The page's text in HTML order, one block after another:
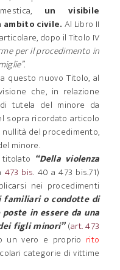
un visibile
civile. Al Libro II
dopo il Titolo IV
per il procedimento in
questo nuovo Titolo, al
che, in relazione
tutela del minore da
sopra ricordato articolo
nullità del procedimento,
minore.
“Della violenza
473 bis. 40 a 473 bis.71)
nei procedimenti
familiari o condotte di
in essere da una
figli minori”(art. 473
un vero e proprio rito
categorie di vittime